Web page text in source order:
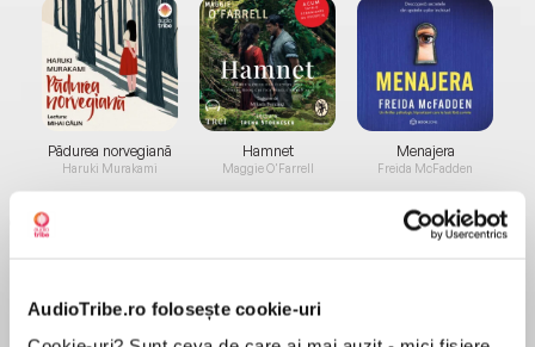
AudioTribe.ro folosește cookie-uri
Pădurea norvegiană
Haruki Murakami
Hamnet
Maggie O'Farrell
Menajera
Freida McFadden